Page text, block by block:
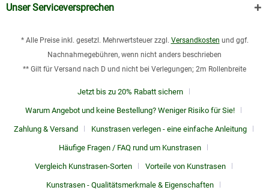
Unser Serviceversprechen
* Alle Preise inkl. gesetzl. Mehrwertsteuer zzgl. Versandkosten und ggf.
Nachnahmegebühren, wenn nicht anders beschrieben
** Gilt für Versand nach D und nicht bei Verlegungen; 2m Rollenbreite
Jetzt bis zu 20% Rabatt sichern
Warum Angebot und keine Bestellung? Weniger Risiko für Sie!
Zahlung & Versand Kunstrasen verlegen - eine einfache Anleitung
Häufige Fragen / FAQ rund um Kunstrasen
Vergleich Kunstrasen-Sorten Vorteile von Kunstrasen
Kunstrasen - Qualitätsmerkmale & Eigenschaften